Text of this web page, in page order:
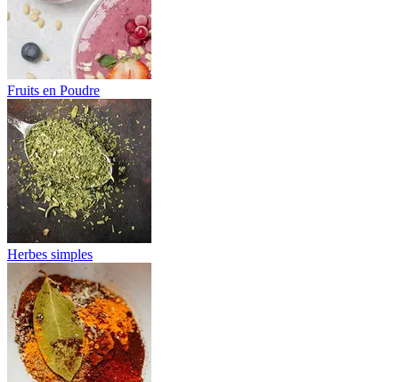
Fruits en Poudre
Herbes simples